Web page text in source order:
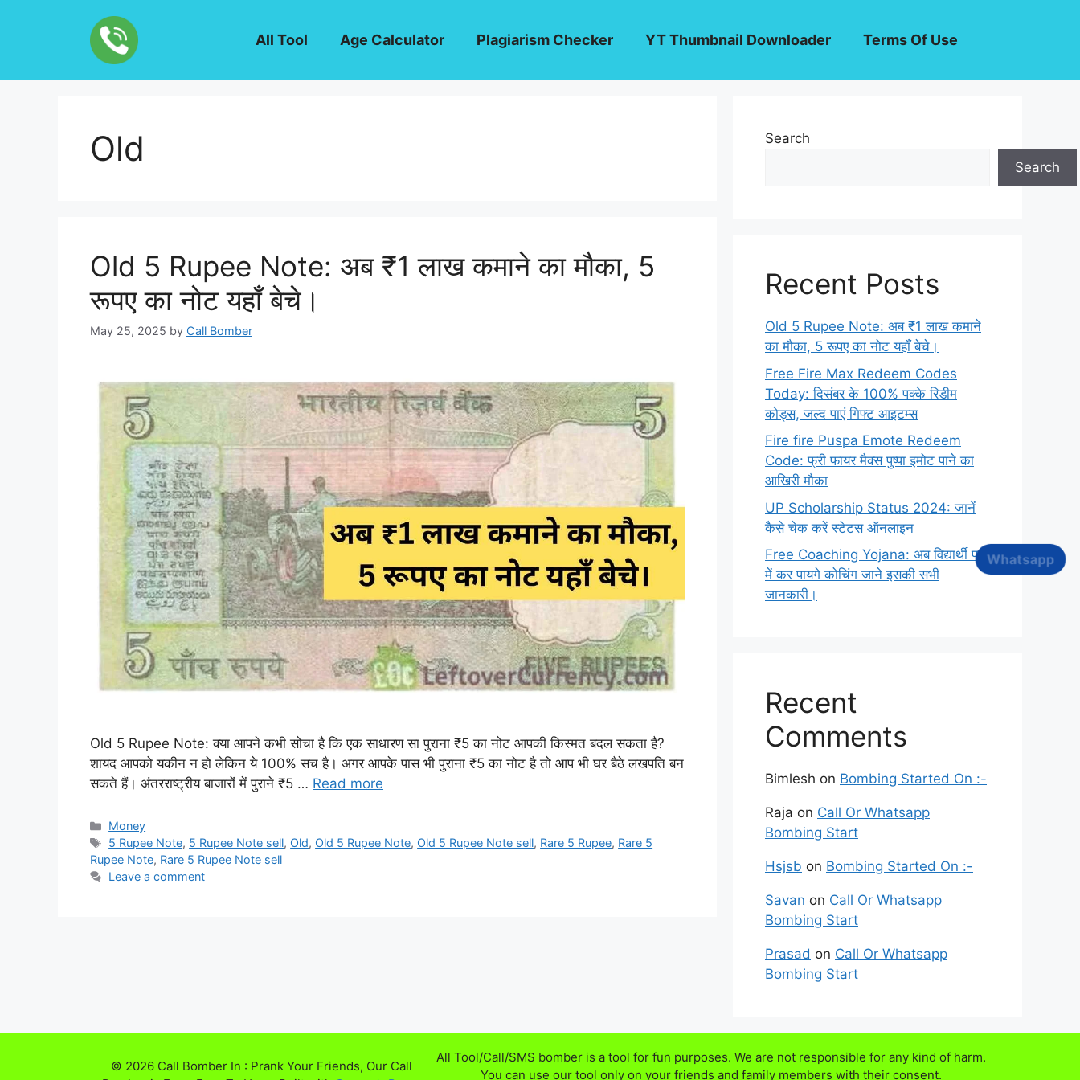
Whatsapp
All Tool Age Calculator Plagiarism Checker YT Thumbnail Downloader Terms Of Use
Old
Old 5 Rupee Note: अब ₹1 लाख कमाने का मौका, 5
रूपए का नोट यहाँ बेचे।
May 25, 2025 by Call Bomber
Old 5 Rupee Note: क्या आपने कभी सोचा है कि एक साधारण सा पुराना ₹5 का नोट आपकी किस्मत बदल सकता है?
शायद आपको यकीन न हो लेकिन ये 100% सच है। अगर आपके पास भी पुराना ₹5 का नोट है तो आप भी घर बैठे लखपति बन
सकते हैं। अंतरराष्ट्रीय बाजारों में पुराने ₹5 … Read more
Categories
Money
Tags
5 Rupee Note, 5 Rupee Note sell, Old, Old 5 Rupee Note, Old 5 Rupee Note sell, Rare 5 Rupee, Rare 5
Rupee Note, Rare 5 Rupee Note sell
Leave a comment
Search
Search
Recent Posts
Old 5 Rupee Note: अब ₹1 लाख कमाने
का मौका, 5 रूपए का नोट यहाँ बेचे।
Free Fire Max Redeem Codes
Today: दिसंबर के 100% पक्के रिडीम
कोड्स, जल्द पाएं गिफ्ट आइटम्स
Fire fire Puspa Emote Redeem
Code: फ्री फायर मैक्स पुष्पा इमोट पाने का
आखिरी मौका
UP Scholarship Status 2024: जानें
कैसे चेक करें स्टेटस ऑनलाइन
Free Coaching Yojana: अब विद्यार्थी फ्री
में कर पायगे कोचिंग जाने इसकी सभी
जानकारी।
Recent
Comments
Bimlesh on Bombing Started On :-
Raja on Call Or Whatsapp
Bombing Start
Hsjsb on Bombing Started On :-
Savan on Call Or Whatsapp
Bombing Start
Prasad on Call Or Whatsapp
Bombing Start
All Tool/Call/SMS bomber is a tool for fun purposes. We are not responsible for any kind of harm.
You can use our tool only on your friends and family members with their consent.
© 2026 Call Bomber In : Prank Your Friends, Our Call